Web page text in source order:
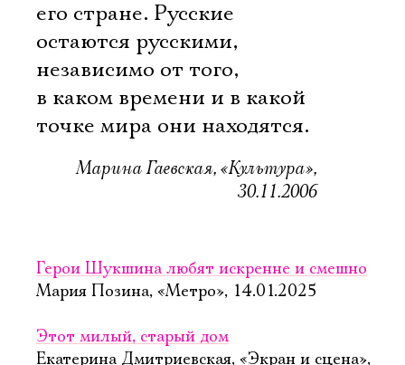
его стране. Русские
остаются русскими,
независимо от того,
в каком времени и в какой
точке мира они находятся.
Марина Гаевская, «Культура»,
30.11.2006
Герои Шукшина любят искренне и смешно
Мария Позина, «Метро», 14.01.2025
Этот милый, старый дом
Екатерина Дмитриевская, «Экран и сцена»,